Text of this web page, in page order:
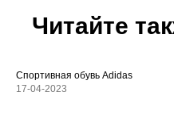
Читайте
Спортивная обувь Adidas
17-04-2023